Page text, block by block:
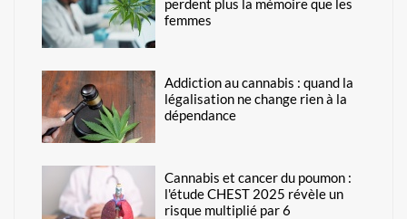
perdent plus la mémoire que les
femmes
Addiction au cannabis : quand la
légalisation ne change rien à la
dépendance
Cannabis et cancer du poumon :
l'étude CHEST 2025 révèle un
risque multiplié par 6